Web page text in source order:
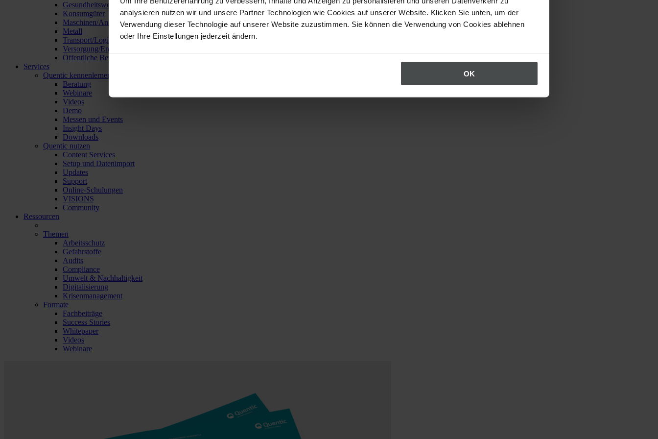
analysieren nutzen wir und unsere Partner Technologien wie Cookies auf unserer Website. Klicken Sie unten, um der
Verwendung dieser Technologie auf unserer Website zuzustimmen. Sie können die Verwendung von Cookies ablehnen
oder Ihre Einstellungen jederzeit ändern.
OK
Gesundheitswesen
Konsumgüter
Maschinen/Anlagen/Geräte
Metall
Transport/Logistik
Versorgung/Entsorgung
Öffentliche Betriebe
Services
Quentic kennenlernen
Beratung
Webinare
Videos
Demo
Messen und Events
Insight Days
Downloads
Quentic nutzen
Content Services
Setup und Datenimport
Updates
Support
Online-Schulungen
VISIONS
Community
Ressourcen
Themen
Arbeitsschutz
Gefahrstoffe
Audits
Compliance
Umwelt & Nachhaltigkeit
Digitalisierung
Krisenmanagement
Formate
Fachbeiträge
Success Stories
Whitepaper
Videos
Webinare